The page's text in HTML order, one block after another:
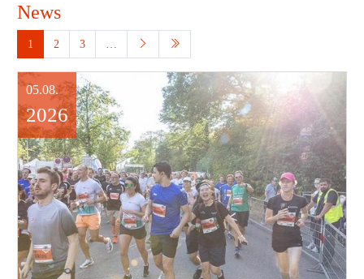
News
1 2 3
05.08.
2026